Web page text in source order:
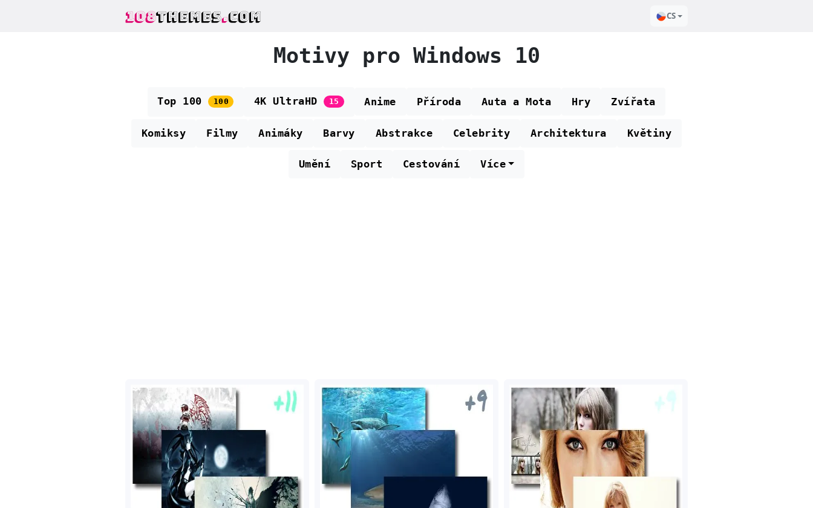
108THEMES.COM CS
Motivy pro Windows 10
Top 100 100 4K UltraHD 15 Anime Příroda Auta a Mota Hry Zvířata
Komiksy Filmy Animáky Barvy Abstrakce Celebrity Architektura Květiny
Umění Sport Cestování Více